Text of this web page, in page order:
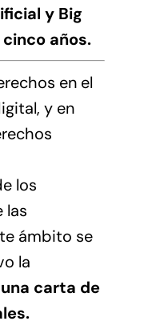
y Big
años.
en el
y en
los
las
ámbito se
la
carta de